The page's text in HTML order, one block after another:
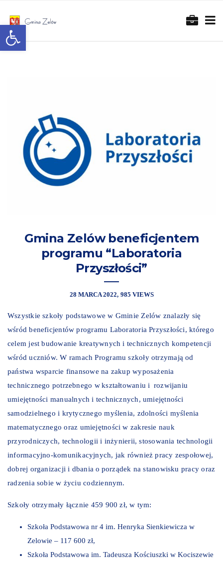
Otwórz pasek narzędzi
Gmina Zelów beneficjentem
programu “Laboratoria
Przyszłości”
28 MARCA 2022 985 VIEWS
Wszystkie szkoły podstawowe w Gminie Zelów znalazły się
wśród beneficjentów programu Laboratoria Przyszłości, którego
celem jest budowanie kreatywnych i technicznych kompetencji
wśród uczniów. W ramach Programu szkoły otrzymają od
państwa wsparcie finansowe na zakup wyposażenia
technicznego potrzebnego w kształtowaniu i rozwijaniu
umiejętności manualnych i technicznych, umiejętności
samodzielnego i krytycznego myślenia, zdolności myślenia
matematycznego oraz umiejętności w zakresie nauk
przyrodniczych, technologii i inżynierii, stosowania technologii
informacyjno-komunikacyjnych, jak również pracy zespołowej,
dobrej organizacji i dbania o porządek na stanowisku pracy oraz
radzenia sobie w życiu codziennym.
Szkoły otrzymały łącznie 459 900 zł, w tym:
Szkoła Podstawowa nr 4 im. Henryka Sienkiewicza w
Zelowie – 117 600 zł,
Szkoła Podstawowa im. Tadeusza Kościuszki w Kociszewie